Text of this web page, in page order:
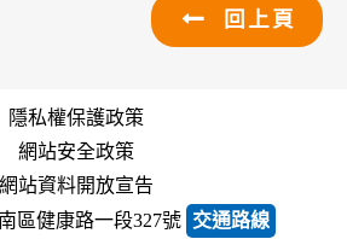
回上頁
隱私權保護政策
網站安全政策
網站資料開放宣告
區健康路一段327號 交通路線